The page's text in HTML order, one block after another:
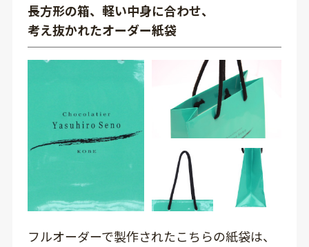
長方形の箱、軽い中身に合わせ、
考え抜かれたオーダー紙袋
フルオーダーで製作されたこちらの紙袋は、